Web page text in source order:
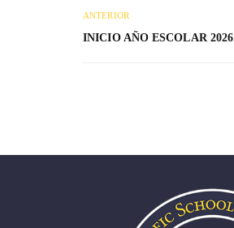
ANTERIOR
INICIO AÑO ESCOLAR 2026